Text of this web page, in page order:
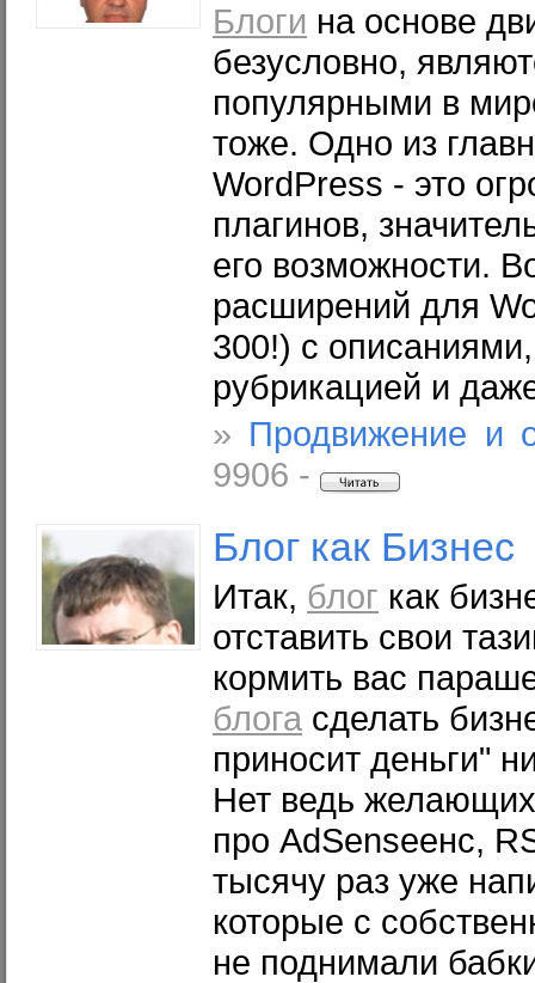
Блоги на основе
безусловно,
популярными в
тоже. Одно из
WordPress - это
плагинов,
его возможности.
расширений для
300!) с
рубрикацией и
» Продвижение и
9906 -
Блог как Бизнес
Итак, блог как
отставить свои
кормить вас
блога сделать
приносит деньги"
Нет ведь
про АdSenseенс,
тысячу раз уже
которые с
не поднимали